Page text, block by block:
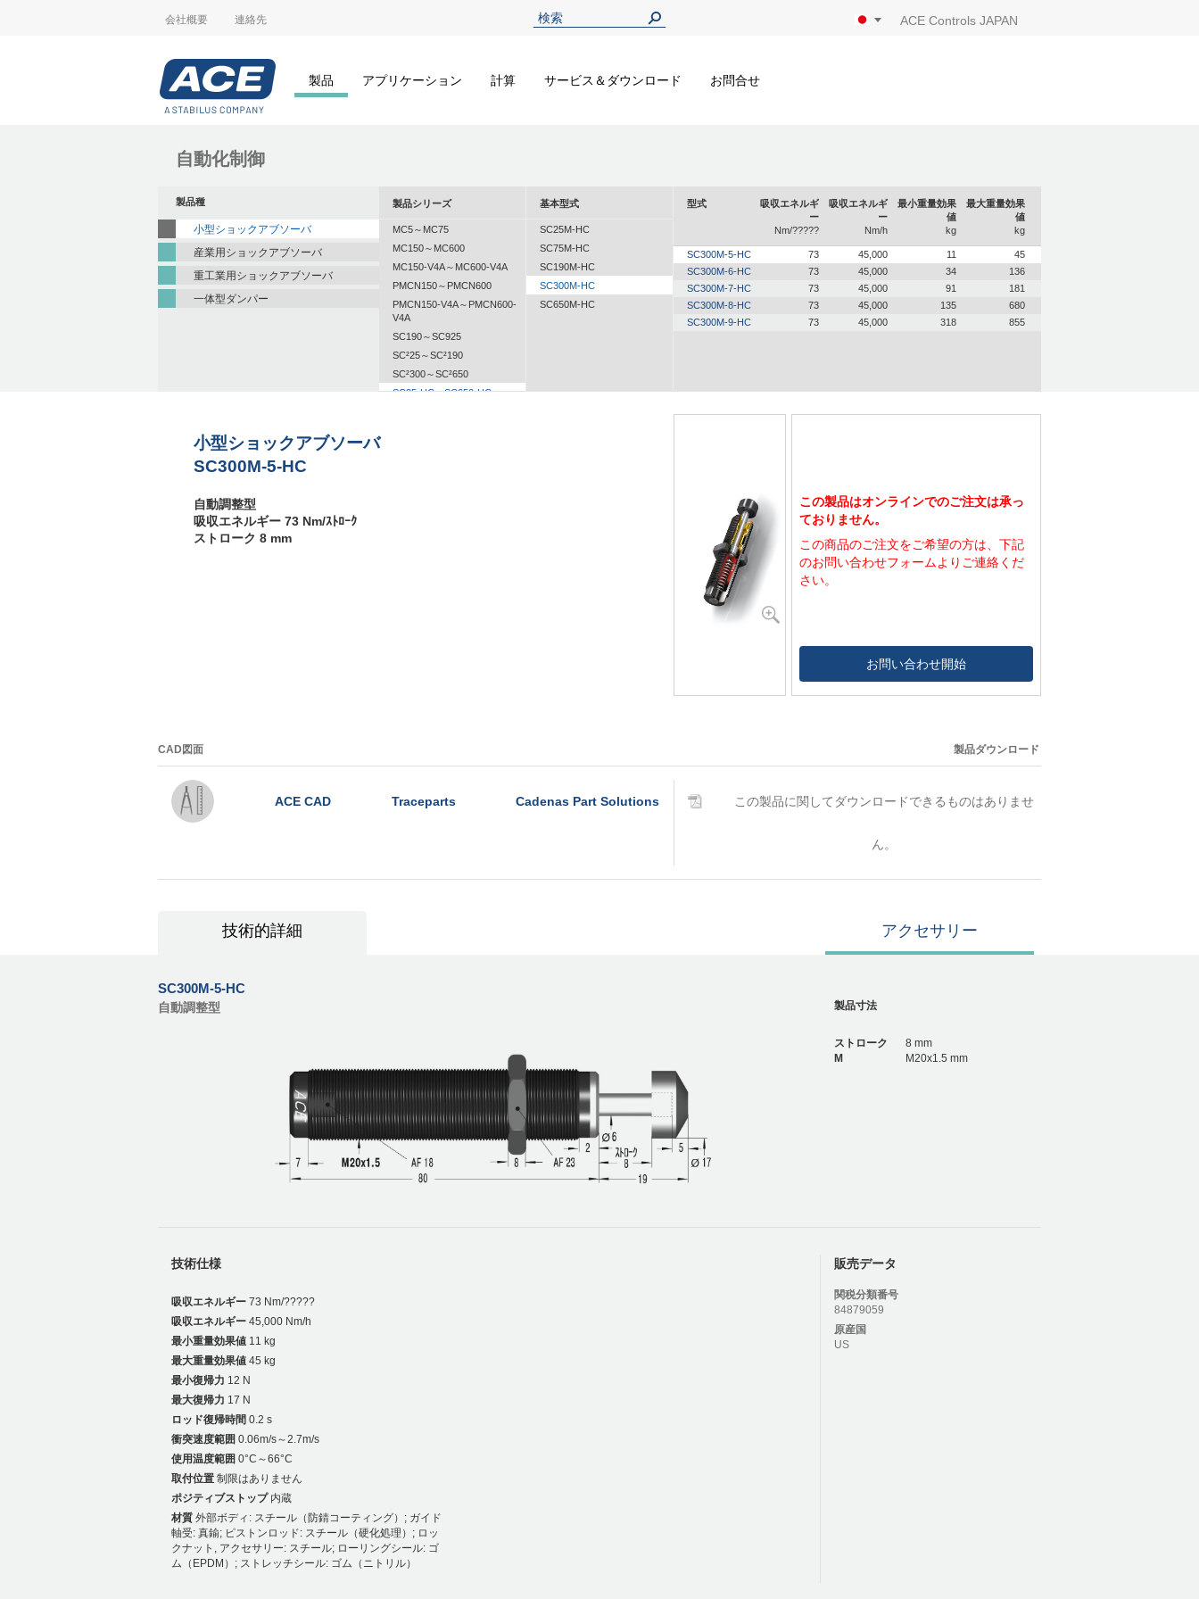
会社概要 連絡先 ACE Controls JAPAN
製品 アプリケーション 計算 サービス＆ダウンロード お問合せ
自動化制御
製品種
小型ショックアブソーバ
産業用ショックアブソーバ
重工業用ショックアブソーバ
一体型ダンパー
製品シリーズ
MC5～MC75
MC150～MC600
MC150-V4A～MC600-V4A
PMCN150～PMCN600
PMCN150-V4A～PMCN600-
V4A
SC190～SC925
SC²25～SC²190
SC²300～SC²650
SC25-HC～SC650-HC
基本型式
SC25M-HC
SC75M-HC
SC190M-HC
SC300M-HC
SC650M-HC
型式
吸収エネルギ
ー
Nm/?????
吸収エネルギ
ー
Nm/h
最小重量効果
値
kg
最大重量効果
値
kg
SC300M-5-HC 73 45,000 11
45
SC300M-6-HC
73 45,000 34
136
SC300M-7-HC
73 45,000 91
181
SC300M-8-HC
73 45,000 135
680
SC300M-9-HC
73 45,000 318 855
小型ショックアブソーバ
SC300M-5-HC
自動調整型
吸収エネルギー 73 Nm/ｽﾄﾛｰｸ
ストローク 8 mm
この製品はオンラインでのご注文は承っ
ておりません。
この商品のご注文をご希望の方は、下記
のお問い合わせフォームよりご連絡くだ
さい。
お問い合わせ開始
CAD図面 製品ダウンロード
ACE CAD Traceparts Cadenas Part Solutions この製品に関してダウンロードできるものはありませ
ん。
技術的詳細 アクセサリー
SC300M-5-HC
自動調整型 製品寸法
ストローク
8 mm
M
M20x1.5 mm
技術仕様
吸収エネルギー 73 Nm/?????
吸収エネルギー 45,000 Nm/h
最小重量効果値 11 kg
最大重量効果値 45 kg
最小復帰力 12 N
最大復帰力 17 N
ロッド復帰時間 0.2 s
衝突速度範囲 0.06m/s～2.7m/s
使用温度範囲 0°C～66°C
取付位置 制限はありません
ポジティブストップ内蔵
材質 外部ボディ: スチール（防錆コーティング）; ガイド
軸受: 真鍮; ピストンロッド: スチール（硬化処理）; ロッ
クナット, アクセサリー: スチール; ローリングシール: ゴ
ム（EPDM）; ストレッチシール: ゴム（ニトリル）
販売データ
関税分類番号
84879059
原産国
US